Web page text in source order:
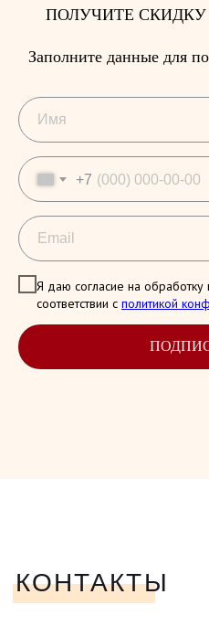
ПОЛУЧИТЕ
Заполните данные для
+7
Я даю согласие на
соответствии с политикой